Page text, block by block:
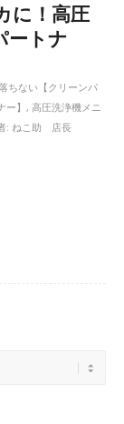
に！高圧
ートナ
ちない【クリーンパ
】 , 高圧洗浄機メニ
: ねこ助 店長